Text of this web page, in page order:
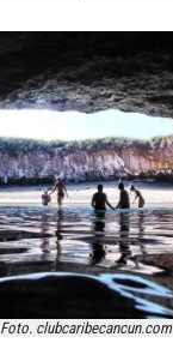
Foto. clubcaribecancun.com